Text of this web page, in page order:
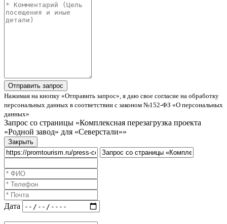
Нажимая на кнопку «Отправить запрос», я даю свое согласие на обработку
персональных данных в соответствии с законом №152-ФЗ «О персональных
данных»
Запрос со страницы «Комплексная перезагрузка проекта
«Родной завод» для «Северстали»»
Закрыть
Дата